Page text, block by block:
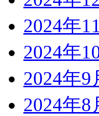
2024年
2024年
2024年9
2024年8